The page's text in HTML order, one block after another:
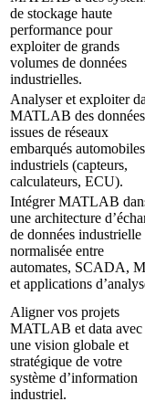
de stockage haute
performance pour
exploiter de grands
volumes de données
industrielles.
Analyser et exploiter
MATLAB des données
issues de réseaux
embarqués
industriels (capteurs,
calculateurs, ECU).
Intégrer MATLAB
une architecture
de données industrielle
normalisée entre
automates, SCADA,
et applications
Aligner vos projets
MATLAB et data avec
une vision globale et
stratégique de votre
système d’information
industriel.